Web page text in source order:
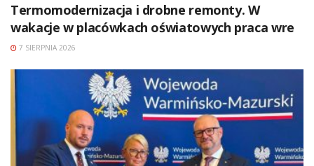
Termomodernizacja i drobne remonty. W
wakacje w placówkach oświatowych praca wre
7 SIERPNIA 2026